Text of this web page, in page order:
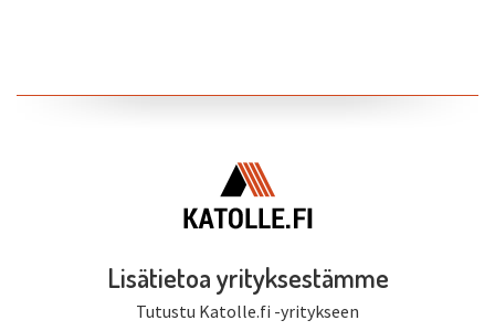
Lisätietoa yrityksestämme
Tutustu Katolle.fi -yritykseen